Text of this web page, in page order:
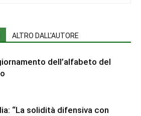
ALTRO DALL'AUTORE
dell’alfabeto del
“La solidità difensiva con